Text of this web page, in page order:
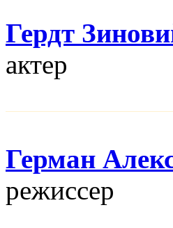
Гердт
актер
Герман
режисcер